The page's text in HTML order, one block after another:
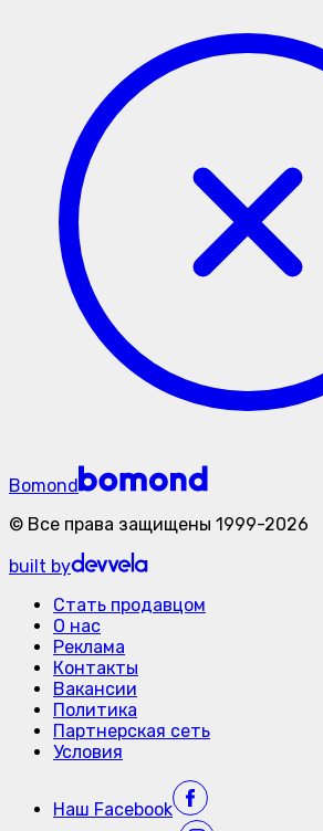
Bomond
© Все права защищены 1999-2026
built by
Стать продавцом
О нас
Реклама
Контакты
Вакансии
Политика
Партнерская сеть
Условия
Наш Facebook